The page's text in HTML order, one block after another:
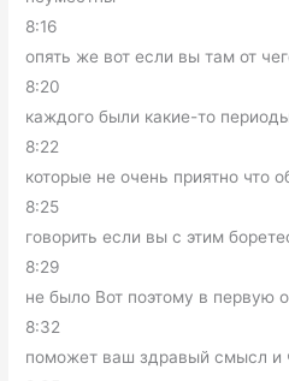
8:16
опять же вот если вы там от
8:20
каждого были какие-то
8:22
которые не очень приятно что
8:25
говорить если вы с этим
8:29
не было Вот поэтому в первую
8:32
поможет ваш здравый смысл и